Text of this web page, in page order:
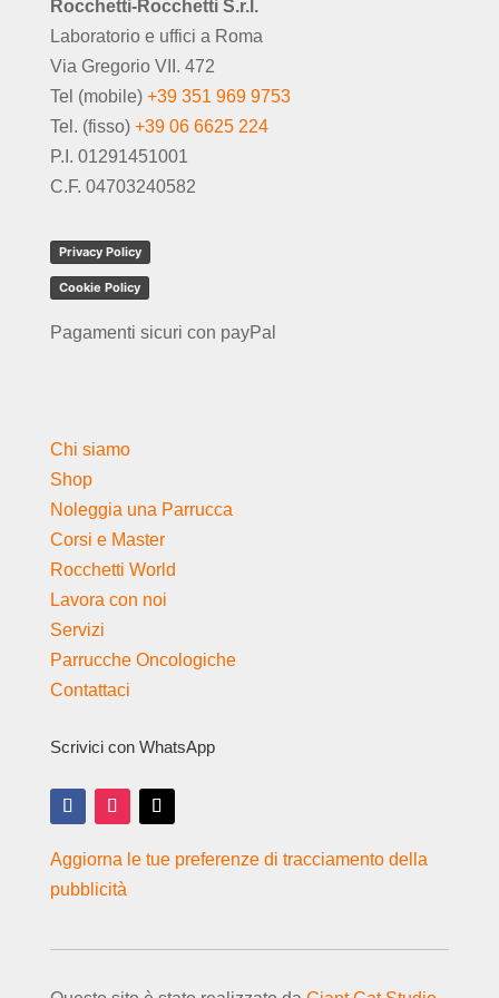
Rocchetti-Rocchetti S.r.l.
Laboratorio e uffici a Roma
Via Gregorio VII. 472
Tel (mobile) +39 351 969 9753
Tel. (fisso) +39 06 6625 224
P.I. 01291451001
C.F. 04703240582
Privacy Policy
Cookie Policy
Pagamenti sicuri con payPal
Chi siamo
Shop
Noleggia una Parrucca
Corsi e Master
Rocchetti World
Lavora con noi
Servizi
Parrucche Oncologiche
Contattaci
Scrivici con WhatsApp
Aggiorna le tue preferenze di tracciamento della
pubblicità